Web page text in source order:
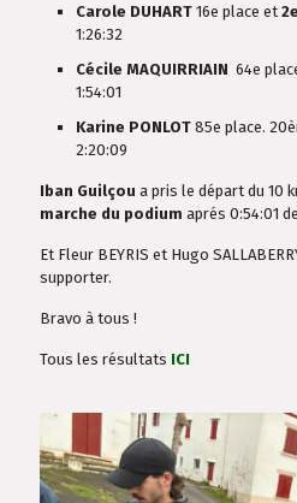
Carole DUHART 16e place et
1:26:32
Cécile MAQUIRRIAIN 64e
1:54:01
Karine PONLOT 85e place.
2:20:09
Iban Guilçou a pris le départ du 10
marche du podium aprés 0:54:01
Et Fleur BEYRIS et Hugo
supporter.
Bravo à tous !
Tous les résultats ICI